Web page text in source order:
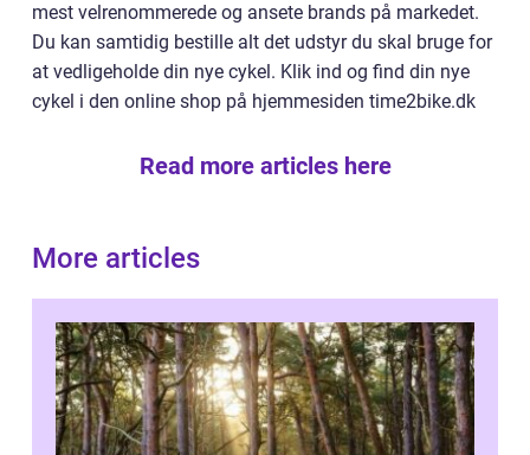
mest velrenommerede og ansete brands på markedet.
Du kan samtidig bestille alt det udstyr du skal bruge for
at vedligeholde din nye cykel. Klik ind og find din nye
cykel i den online shop på hjemmesiden time2bike.dk
Read more articles here
More articles